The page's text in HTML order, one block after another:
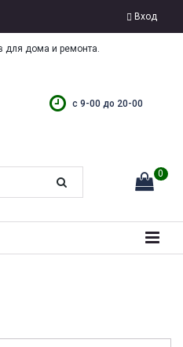
Вход
с 9-00 до 20-00
0